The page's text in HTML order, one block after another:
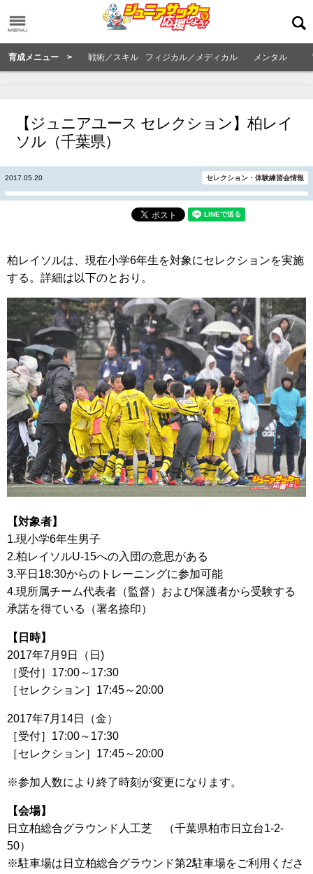
育成メニュー > 戦術／スキル フィジカル／メディカル メンタル
【ジュニアユース セレクション】柏レイ
ソル（千葉県）
2017.05.20 セレクション・体験練習会情報
柏レイソルは、現在小学6年生を対象にセレクションを実施
する。詳細は以下のとおり。
【対象者】
1.現小学6年生男子
2.柏レイソルU-15への入団の意思がある
3.平日18:30からのトレーニングに参加可能
4.現所属チーム代表者（監督）および保護者から受験する
承諾を得ている（署名捺印）
【日時】
2017年7月9日（日)
［受付］17:00～17:30
［セレクション］17:45～20:00
2017年7月14日（金）
［受付］17:00～17:30
［セレクション］17:45～20:00
※参加人数により終了時刻が変更になります。
【会場】
日立柏総合グラウンド人工芝 （千葉県柏市日立台1-2-
50）
※駐車場は日立柏総合グラウンド第2駐車場をご利用くださ